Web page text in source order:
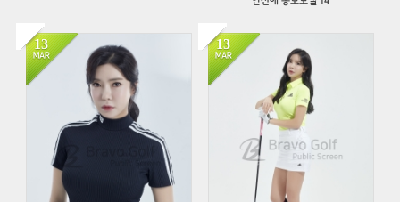
13
MAR
1226 13
MAR
914